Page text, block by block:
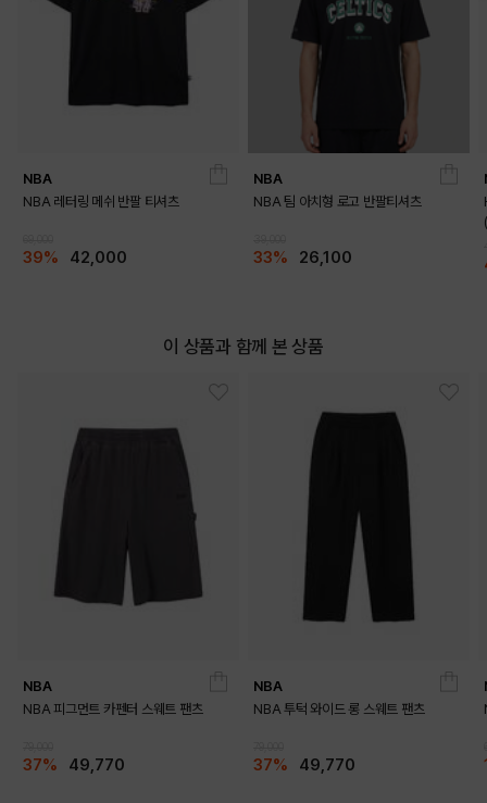
NBA
NBA 레터링 메쉬 반팔 티셔츠
39% 42,000
NBA
NBA 팀 아치형 로고 반팔티셔츠
33% 26,100
이 상품과 함께 본 상품
NBA
NBA 피그먼트 카펜터 스웨트 팬츠
37% 49,770
NBA
NBA 투턱 와이드 롱 스웨트 팬츠
37% 49,770